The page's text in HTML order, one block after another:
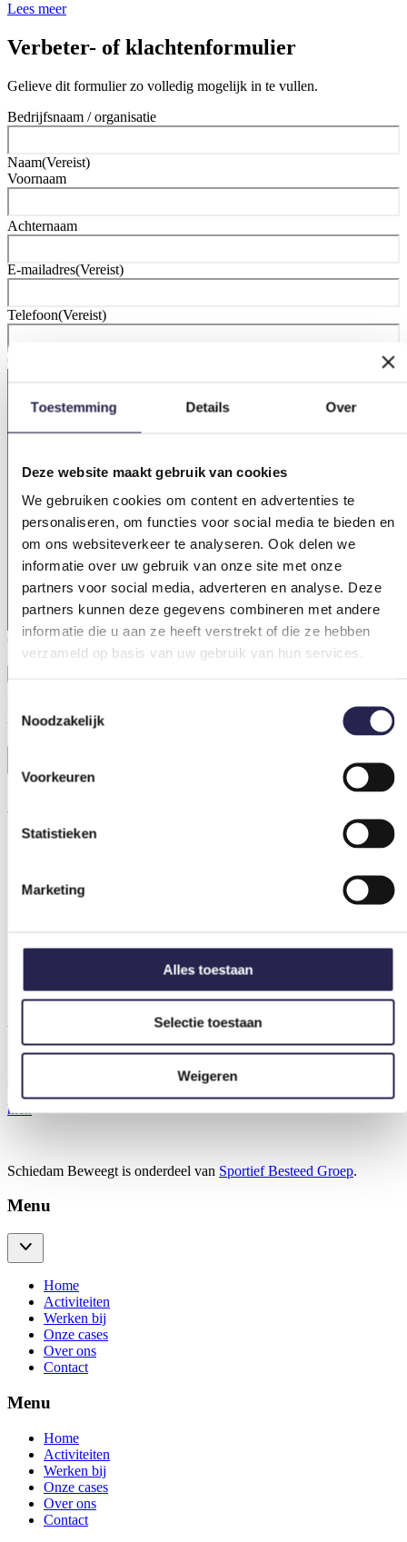
Toestemming Details Over
Deze website maakt gebruik van cookies
We gebruiken cookies om content en advertenties te
personaliseren, om functies voor social media te bieden en
om ons websiteverkeer te analyseren. Ook delen we
informatie over uw gebruik van onze site met onze
partners voor social media, adverteren en analyse. Deze
partners kunnen deze gegevens combineren met andere
informatie die u aan ze heeft verstrekt of die ze hebben
verzameld op basis van uw gebruik van hun services.
Toestemmingsselectie
Noodzakelijk
Voorkeuren
Statistieken
Marketing
Alles toestaan
Selectie toestaan
Weigeren
Lees meer
Verbeter- of klachtenformulier
Gelieve dit formulier zo volledig mogelijk in te vullen.
Bedrijfsnaam / organisatie
Naam(Vereist)
Voornaam
Achternaam
E-mailadres(Vereist)
Telefoon(Vereist)
Omschrijving verbeterpunten of klachten
0 van 500 max. aantal karakters
Bestand
Max. bestandsgrootte: 64 MB.
Accepteer algemene voorwaarden
Wij brengen beweging in het leven van een ander.
Samenwerken, of meer informatie over Schiedam Beweegt?
hier
Schiedam Beweegt is onderdeel van Sportief Besteed Groep.
Menu
Home
Activiteiten
Werken bij
Onze cases
Over ons
Contact
Menu
Home
Activiteiten
Werken bij
Onze cases
Over ons
Contact